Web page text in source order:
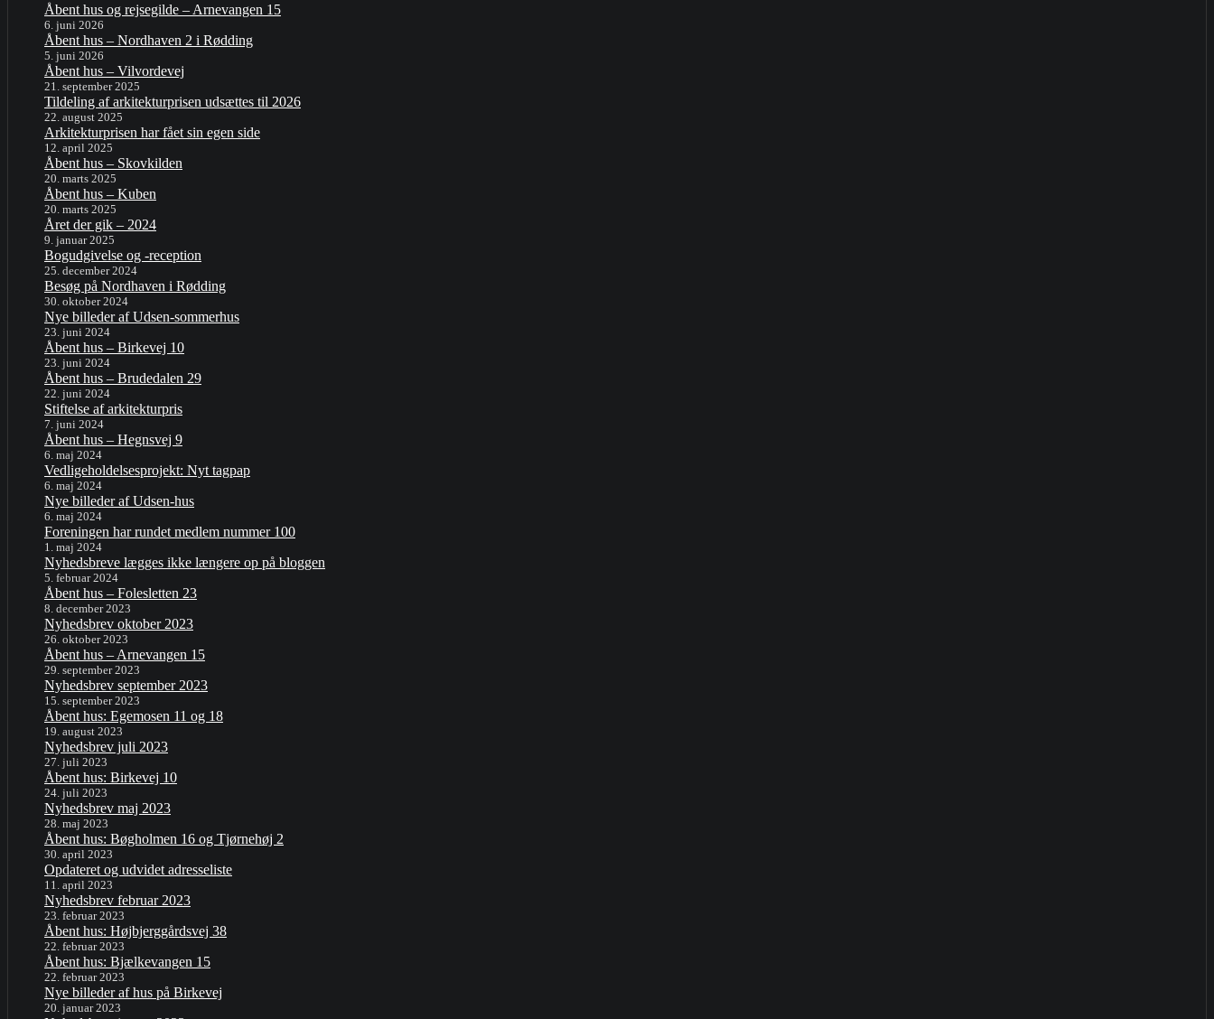
Åbent hus og rejsegilde – Arnevangen 15
6. juni 2026
Åbent hus – Nordhaven 2 i Rødding
5. juni 2026
Åbent hus – Vilvordevej
21. september 2025
Tildeling af arkitekturprisen udsættes til 2026
22. august 2025
Arkitekturprisen har fået sin egen side
12. april 2025
Åbent hus – Skovkilden
20. marts 2025
Åbent hus – Kuben
20. marts 2025
Året der gik – 2024
9. januar 2025
Bogudgivelse og -reception
25. december 2024
Besøg på Nordhaven i Rødding
30. oktober 2024
Nye billeder af Udsen-sommerhus
23. juni 2024
Åbent hus – Birkevej 10
23. juni 2024
Åbent hus – Brudedalen 29
22. juni 2024
Stiftelse af arkitekturpris
7. juni 2024
Åbent hus – Hegnsvej 9
6. maj 2024
Vedligeholdelsesprojekt: Nyt tagpap
6. maj 2024
Nye billeder af Udsen-hus
6. maj 2024
Foreningen har rundet medlem nummer 100
1. maj 2024
Nyhedsbreve lægges ikke længere op på bloggen
5. februar 2024
Åbent hus – Folesletten 23
8. december 2023
Nyhedsbrev oktober 2023
26. oktober 2023
Åbent hus – Arnevangen 15
29. september 2023
Nyhedsbrev september 2023
15. september 2023
Åbent hus: Egemosen 11 og 18
19. august 2023
Nyhedsbrev juli 2023
27. juli 2023
Åbent hus: Birkevej 10
24. juli 2023
Nyhedsbrev maj 2023
28. maj 2023
Åbent hus: Bøgholmen 16 og Tjørnehøj 2
30. april 2023
Opdateret og udvidet adresseliste
11. april 2023
Nyhedsbrev februar 2023
23. februar 2023
Åbent hus: Højbjerggårdsvej 38
22. februar 2023
Åbent hus: Bjælkevangen 15
22. februar 2023
Nye billeder af hus på Birkevej
20. januar 2023